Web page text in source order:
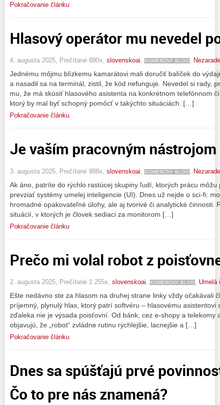
Pokračovanie článku
Hlasový operátor mu nevedel
4. augusta 2025, Prečítané 890x, slovenskoai, KOMERČNÝ BLOG ,
Jednému môjmu blízkemu kamarátovi mali doručiť balíček do
a nasadil sa na terminál, zistil, že kód nefunguje. Nevedel si rady,
mu, že má skúsiť hlasového asistenta na konkrétnom telefónnom
ktorý by mal byť schopný pomôcť v takýchto situáciách. […]
Pokračovanie článku
Je vaším pracovným
3. augusta 2025, Prečítané 988x, slovenskoai KOMERČNÝ BLOG
Ak áno, patríte do rýchlo rastúcej skupiny ľudí, ktorých prácu
prevziať systémy umelej inteligencie (UI). Dnes už nejde o sci‑fi:
hromadné opakovateľné úlohy, ale aj tvorivé či analytické činnosti.
situácií, v ktorých je človek sediaci za monitorom […]
Pokračovanie článku
Prečo mi volal robot z
2. augusta 2025, Prečítané 1 255x, slovenskoai, KOMERČNÝ BLOG , Umelá
Ešte nedávno ste za hlasom na druhej strane linky vždy očakávali
príjemný, plynulý hlas, ktorý patrí softvéru – hlasovému asistentovi
zďaleka nie je výsada poisťovní. Od bánk, cez e-shopy a telekomy
objavujú, že „robot“ zvládne rutinu rýchlejšie, lacnejšie a […]
Pokračovanie článku
Dnes sa spúšťajú prvé
Čo to pre nás znamená?